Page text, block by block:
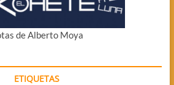
de Alberto Moya
ETIQUETAS